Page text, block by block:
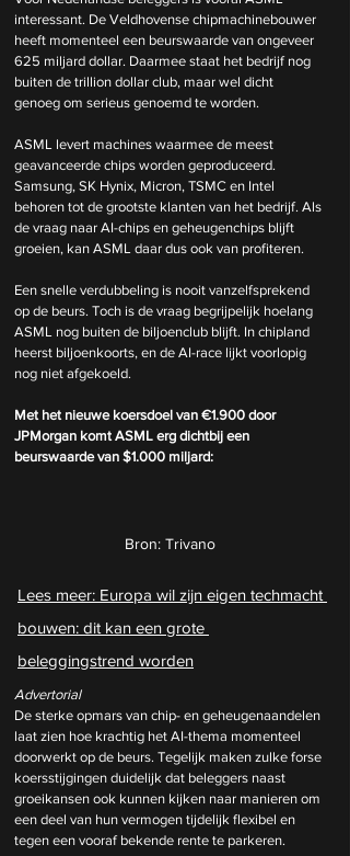
interessant. De Veldhovense chipmachinebouwer
heeft momenteel een beurswaarde van ongeveer
625 miljard dollar. Daarmee staat het bedrijf nog
buiten de trillion dollar club, maar wel dicht
genoeg om serieus genoemd te worden.
ASML levert machines waarmee de meest
geavanceerde chips worden geproduceerd.
Samsung, SK Hynix, Micron, TSMC en Intel
behoren tot de grootste klanten van het bedrijf. Als
de vraag naar AI-chips en geheugenchips blijft
groeien, kan ASML daar dus ook van profiteren.
Een snelle verdubbeling is nooit vanzelfsprekend
op de beurs. Toch is de vraag begrijpelijk hoelang
ASML nog buiten de biljoenclub blijft. In chipland
heerst biljoenkoorts, en de AI-race lijkt voorlopig
nog niet afgekoeld.
Met het nieuwe koersdoel van €1.900 door
JPMorgan komt ASML erg dichtbij een
beurswaarde van $1.000 miljard:
Bron: Trivano
Lees meer: Europa wil zijn eigen techmacht
bouwen: dit kan een grote
beleggingstrend worden
Advertorial
De sterke opmars van chip- en geheugenaandelen
laat zien hoe krachtig het AI-thema momenteel
doorwerkt op de beurs. Tegelijk maken zulke forse
koersstijgingen duidelijk dat beleggers naast
groeikansen ook kunnen kijken naar manieren om
een deel van hun vermogen tijdelijk flexibel en
tegen een vooraf bekende rente te parkeren.